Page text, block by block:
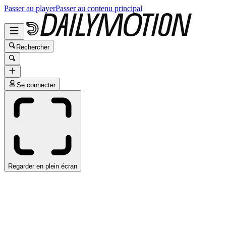
Passer au playerPasser au contenu principal
Rechercher
Se connecter
Regarder en plein écran